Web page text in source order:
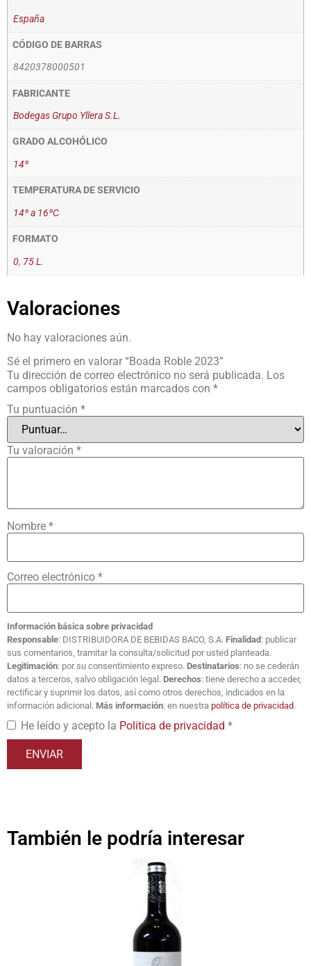
España
CÓDIGO DE BARRAS
8420378000501
FABRICANTE
Bodegas Grupo Yllera S.L.
GRADO ALCOHÓLICO
14º
TEMPERATURA DE SERVICIO
14º a 16ºC
FORMATO
0, 75 L.
Valoraciones
No hay valoraciones aún.
Sé el primero en valorar “Boada Roble 2023”
Tu dirección de correo electrónico no será publicada. Los
campos obligatorios están marcados con *
Tu puntuación *
Tu valoración *
Nombre *
Correo electrónico *
Información básica sobre privacidad
Responsable: DISTRIBUIDORA DE BEBIDAS BACO, S.A. Finalidad: publicar
sus comentarios, tramitar la consulta/solicitud por usted planteada.
Legitimación: por su consentimiento expreso. Destinatarios: no se cederán
datos a terceros, salvo obligación legal. Derechos: tiene derecho a acceder,
rectificar y suprimir los datos, así como otros derechos, indicados en la
información adicional. Más información: en nuestra política de privacidad.
He leído y acepto la Política de privacidad *
También le podría interesar